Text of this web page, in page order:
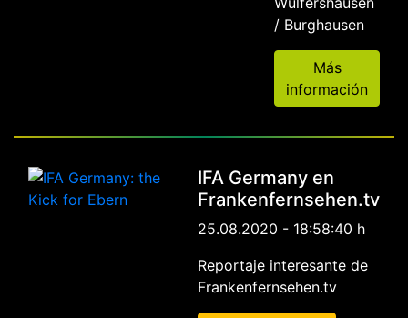
/ Burghausen
Más
información
IFA Germany en
Frankenfernsehen.tv
25.08.2020 - 18:58:40 h
Reportaje interesante de
Frankenfernsehen.tv